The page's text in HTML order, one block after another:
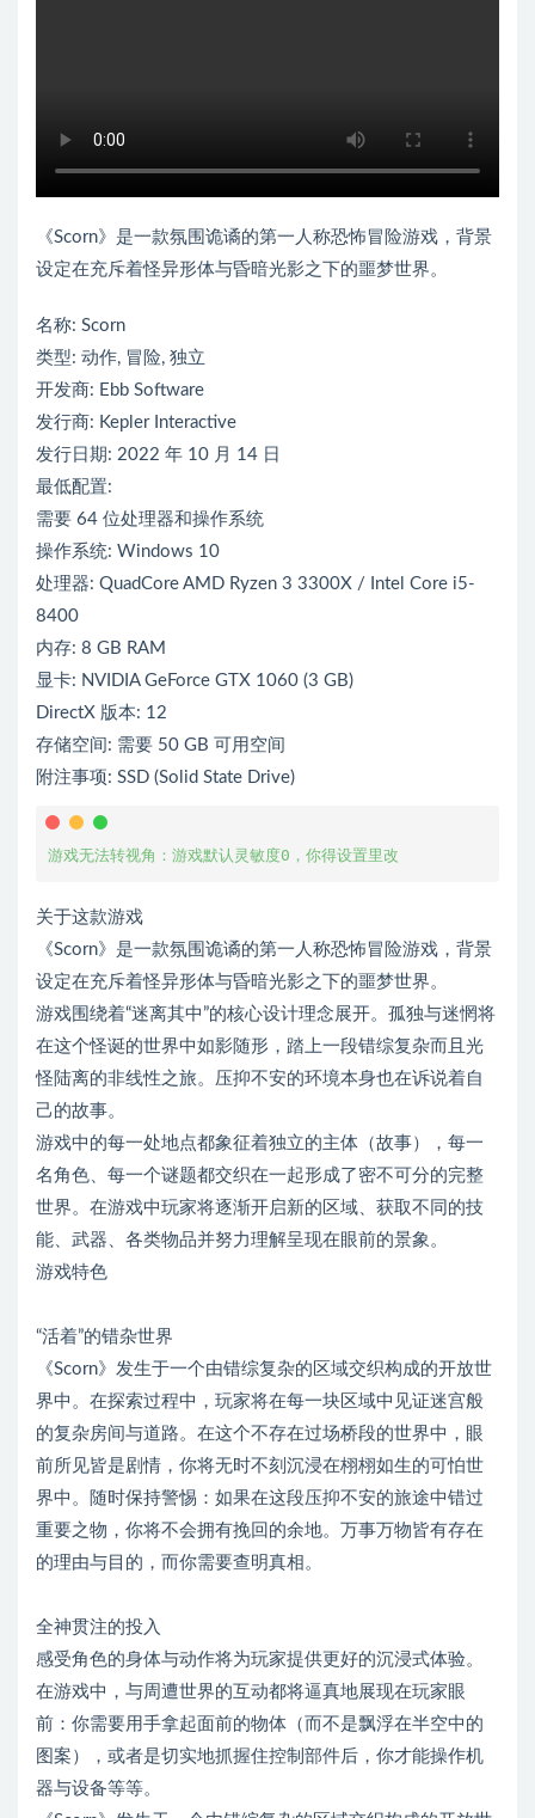
《Scorn》是一款氛围诡谲的第一人称恐怖冒险游戏，背景
设定在充斥着怪异形体与昏暗光影之下的噩梦世界。
名称: Scorn
类型: 动作, 冒险, 独立
开发商: Ebb Software
发行商: Kepler Interactive
发行日期: 2022 年 10 月 14 日
最低配置:
需要 64 位处理器和操作系统
操作系统: Windows 10
处理器: QuadCore AMD Ryzen 3 3300X / Intel Core i5-
8400
内存: 8 GB RAM
显卡: NVIDIA GeForce GTX 1060 (3 GB)
DirectX 版本: 12
存储空间: 需要 50 GB 可用空间
附注事项: SSD (Solid State Drive)
游戏无法转视角：游戏默认灵敏度0，你得设置里改
关于这款游戏
《Scorn》是一款氛围诡谲的第一人称恐怖冒险游戏，背景
设定在充斥着怪异形体与昏暗光影之下的噩梦世界。
游戏围绕着“迷离其中”的核心设计理念展开。孤独与迷惘将
在这个怪诞的世界中如影随形，踏上一段错综复杂而且光
怪陆离的非线性之旅。压抑不安的环境本身也在诉说着自
己的故事。
游戏中的每一处地点都象征着独立的主体（故事），每一
名角色、每一个谜题都交织在一起形成了密不可分的完整
世界。在游戏中玩家将逐渐开启新的区域、获取不同的技
能、武器、各类物品并努力理解呈现在眼前的景象。
游戏特色
“活着”的错杂世界
《Scorn》发生于一个由错综复杂的区域交织构成的开放世
界中。在探索过程中，玩家将在每一块区域中见证迷宫般
的复杂房间与道路。在这个不存在过场桥段的世界中，眼
前所见皆是剧情，你将无时不刻沉浸在栩栩如生的可怕世
界中。随时保持警惕：如果在这段压抑不安的旅途中错过
重要之物，你将不会拥有挽回的余地。万事万物皆有存在
的理由与目的，而你需要查明真相。
全神贯注的投入
感受角色的身体与动作将为玩家提供更好的沉浸式体验。
在游戏中，与周遭世界的互动都将逼真地展现在玩家眼
前：你需要用手拿起面前的物体（而不是飘浮在半空中的
图案），或者是切实地抓握住控制部件后，你才能操作机
器与设备等等。